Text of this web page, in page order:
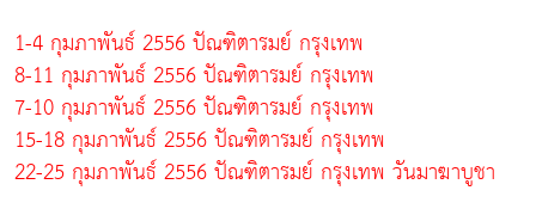
1-4 กุมภาพันธ์ 2556 ปัณฑิตารมย์ กรุงเทพ
8-11 กุมภาพันธ์ 2556 ปัณฑิตารมย์ กรุงเทพ
7-10 กุมภาพันธ์ 2556 ปัณฑิตารมย์ กรุงเทพ
15-18 กุมภาพันธ์ 2556 ปัณฑิตารมย์ กรุงเทพ
22-25 กุมภาพันธ์ 2556 ปัณฑิตารมย์ กรุงเทพ วันมาฆาบูชา